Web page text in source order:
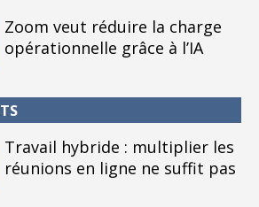
Zoom veut réduire la charge
opérationnelle grâce à l’IA
Travail hybride : multiplier les
réunions en ligne ne suffit pas